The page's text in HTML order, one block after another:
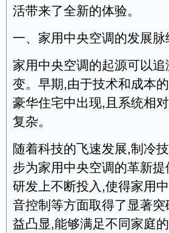
活带来了全新的体验。
一、家用中央空调的发展脉
家用中央空调的起源可以
变。早期,由于技术和成本
豪华住宅中出现,且系统相
复杂。
随着科技的飞速发展,制冷
步为家用中央空调的革新
研发上不断投入,使得家用
音控制等方面取得了显著
益凸显,能够满足不同家庭